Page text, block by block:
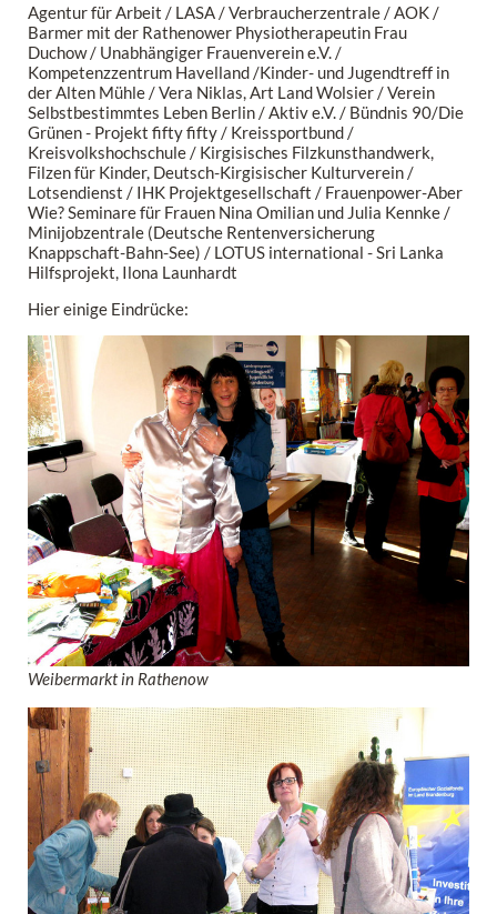
Agentur für Arbeit / LASA / Verbraucherzentrale / AOK /
Barmer mit der Rathenower Physiotherapeutin Frau
Duchow / Unabhängiger Frauenverein e.V. /
Kompetenzzentrum Havelland /Kinder- und Jugendtreff in
der Alten Mühle / Vera Niklas, Art Land Wolsier / Verein
Selbstbestimmtes Leben Berlin / Aktiv e.V. / Bündnis 90/Die
Grünen - Projekt fifty fifty / Kreissportbund /
Kreisvolkshochschule / Kirgisisches Filzkunsthandwerk,
Filzen für Kinder, Deutsch-Kirgisischer Kulturverein /
Lotsendienst / IHK Projektgesellschaft / Frauenpower-Aber
Wie? Seminare für Frauen Nina Omilian und Julia Kennke /
Minijobzentrale (Deutsche Rentenversicherung
Knappschaft-Bahn-See) / LOTUS international - Sri Lanka
Hilfsprojekt, Ilona Launhardt
Hier einige Eindrücke:
Weibermarkt in Rathenow